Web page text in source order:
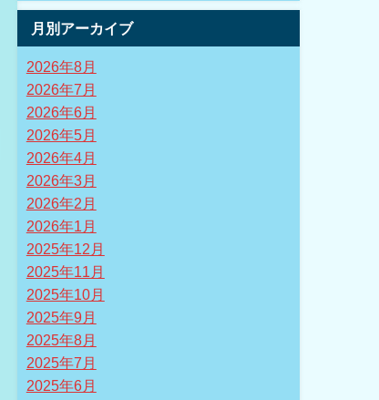
月別アーカイブ
2026年8月
2026年7月
2026年6月
2026年5月
2026年4月
2026年3月
2026年2月
2026年1月
2025年12月
2025年11月
2025年10月
2025年9月
2025年8月
2025年7月
2025年6月